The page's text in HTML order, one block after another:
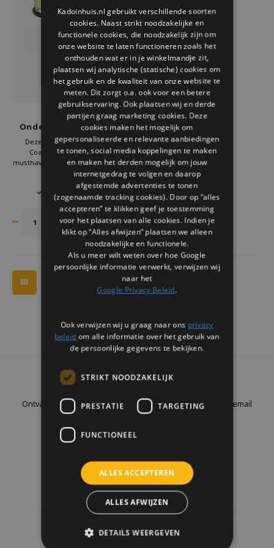
Welke Zwitscherbox past bij jou?
Zwitscherbox als cadeau
Kraamcadeau
Wanddecoratie
Leesbrillen
Storytiles
Tassen
Zonnebrillen
Balvi
Onderzetters Vinyl The
Coaster set van 4
Deze onderzetters vinyl The
Coaster van Balvi zijn een
musthave voor elke vinylliefhebber.
De onderzetters in de vorm van
een LP beschermen je tafel tegen
kringen en hitte.
De LP onderzetters hebben een
antislip coating, zodat ze niet
verschuiven.
€11,95
9 OP VOORRAAD
Nieuwsbrief
Ontvang de laatste updates, nieuws en aanbiedingen via email
Volg ons
4441 reviews
ENGLISH
Kadoinhuis.nl gebruikt verschillende soorten
cookies. Naast strikt noodzakelijke en
functionele cookies, die noodzakelijk zijn om
onze website te laten functioneren zoals het
onthouden wat er in je winkelmandje zit,
plaatsen wij analytische (statische) cookies om
het gebruik en de kwaliteit van onze website te
meten. Dit zorgt o.a. ook voor een betere
gebruikservaring. Ook plaatsen wij en derde
partijen graag marketing cookies. Deze
cookies maken het mogelijk om
gepersonaliseerde en relevante aanbiedingen
te tonen, social media koppelingen te maken
en maken het derden mogelijk om jouw
internetgedrag te volgen en daarop
afgestemde advertenties te tonen
(zogenaamde tracking cookies). Door op “alles
accepteren” te klikken geef je toestemming
voor het plaatsen van alle cookies. Indien je
klikt op “Alles afwijzen” plaatsen we alleen
noodzakelijke en functionele.
Als u meer wilt weten over hoe Google
persoonlijke informatie verwerkt, verwijzen wij
naar het
Google Privacy Beleid.
Ook verwijzen wij u graag naar ons privacy
beleid om alle informatie over het gebruik van
de persoonlijke gegevens te bekijken.
STRIKT NOODZAKELIJK
PRESTATIE TARGETING
FUNCTIONEEL
ALLES ACCEPTEREN
ALLES AFWIJZEN
DETAILS WEERGEVEN